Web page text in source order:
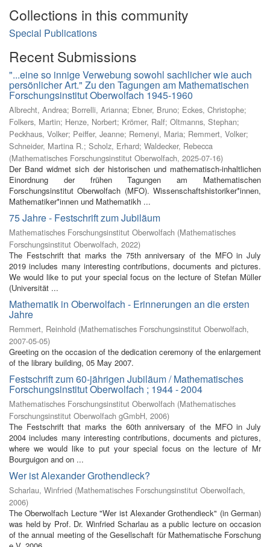
Collections in this community
Special Publications
Recent Submissions
"...eine so innige Verwebung sowohl sachlicher wie auch
persönlicher Art." Zu den Tagungen am Mathematischen
Forschungsinstitut Oberwolfach 1945-1960
Albrecht, Andrea; Borrelli, Arianna; Ebner, Bruno; Eckes, Christophe;
Folkers, Martin; Henze, Norbert; Krömer, Ralf; Oltmanns, Stephan;
Peckhaus, Volker; Peiffer, Jeanne; Remenyi, Maria; Remmert, Volker;
Schneider, Martina R.; Scholz, Erhard; Waldecker, Rebecca
(Mathematisches Forschungsinstitut Oberwolfach, 2025-07-16)
Der Band widmet sich der historischen und mathematisch-inhaltlichen
Einordnung der frühen Tagungen am Mathematischen
Forschungsinstitut Oberwolfach (MFO). Wissenschaftshistoriker*innen,
Mathematiker*innen und Mathematikh ...
75 Jahre - Festschrift zum Jubiläum
Mathematisches Forschungsinstitut Oberwolfach (Mathematisches
Forschungsinstitut Oberwolfach, 2022)
The Festschrift that marks the 75th anniversary of the MFO in July
2019 includes many interesting contributions, documents and pictures.
We would like to put your special focus on the lecture of Stefan Müller
(Universität ...
Mathematik in Oberwolfach - Erinnerungen an die ersten
Jahre
Remmert, Reinhold (Mathematisches Forschungsinstitut Oberwolfach,
2007-05-05)
Greeting on the occasion of the dedication ceremony of the enlargement
of the library building, 05 May 2007.
Festschrift zum 60-jährigen Jubiläum / Mathematisches
Forschungsinstitut Oberwolfach ; 1944 - 2004
Mathematisches Forschungsinstitut Oberwolfach (Mathematisches
Forschungsinstitut Oberwolfach gGmbH, 2006)
The Festschrift that marks the 60th anniversary of the MFO in July
2004 includes many interesting contributions, documents and pictures,
where we would like to put your special focus on the lecture of Mr
Bourguigon and on ...
Wer ist Alexander Grothendieck?
Scharlau, Winfried (Mathematisches Forschungsinstitut Oberwolfach,
2006)
The Oberwolfach Lecture "Wer ist Alexander Grothendieck" (in German)
was held by Prof. Dr. Winfried Scharlau as a public lecture on occasion
of the annual meeting of the Gesellschaft für Mathematische Forschung